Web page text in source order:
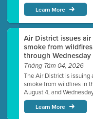
Learn More
Air District issues
smoke from
through Wednesday
Tháng Tám 04, 2026
The Air District is
smoke from wildfires in
August 4, and
Learn More